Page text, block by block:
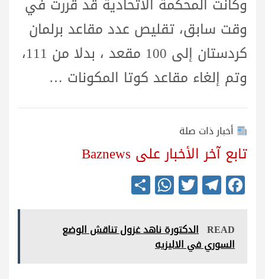
وقت سابق، تقليص عدد مقاعد برلمان
كردستان إلى 100 مقعد ، بدلا من 111،
وتم إلغاء مقاعد كوتا المكونات …
أخبار ذات صلة
تابع آخر الأخبار على Baznews
Fa
ce
bo
ok
Te
le
gr
a
m
T
wi
tte
r
W
ha
ts
A
re READ الدكتورة ناهد غزول تناقش الوضع
السوري في الاليزيه